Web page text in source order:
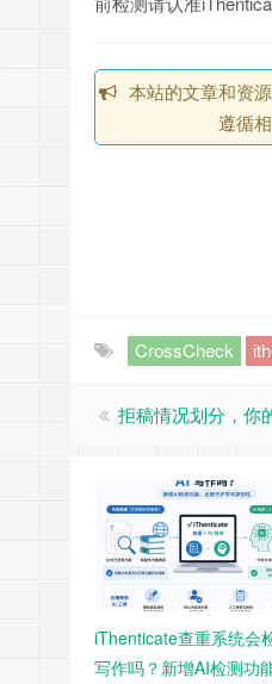
本站的文章和资
遵循
CrossCheck
拒稿情况划分，你
iThenticate查重系统会
写作吗？新增AI检测功